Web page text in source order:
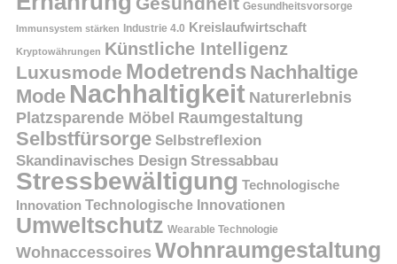
Gesundheitsvorsorge
Immunsystem stärken Industrie 4.0 Kreislaufwirtschaft
Kryptowährungen Künstliche Intelligenz
Luxusmode Modetrends Nachhaltige
Mode Nachhaltigkeit Naturerlebnis
Platzsparende Möbel Raumgestaltung
Selbstfürsorge Selbstreflexion
Skandinavisches Design Stressabbau
Stressbewältigung Technologische
Innovation Technologische Innovationen
Umweltschutz Wearable Technologie
Wohnaccessoires Wohnraumgestaltung